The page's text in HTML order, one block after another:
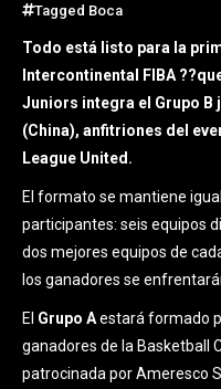
Tagged Boca
Todo está listo para la
Intercontinental FIBA
Juniors integra el Grupo B
(China), anfitriones del
League United.
El formato se mantiene
participantes: seis equipos
dos mejores equipos de
los ganadores se
El Grupo Aestará formado
ganadores de la Basketball
patrocinada por Ameresco